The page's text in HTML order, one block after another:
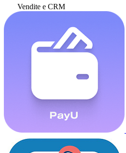
Vendite e CRM